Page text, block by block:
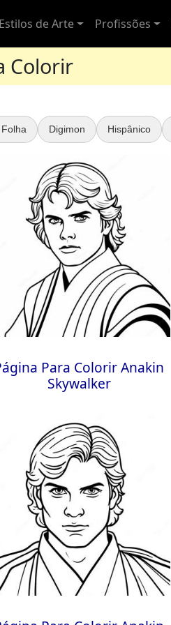
Estilos de Arte Profissões
Colorir
Digimon Hispânico
Para Colorir Anakin
Skywalker